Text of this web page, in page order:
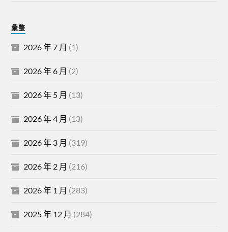
彙整
2026 年 7 月 (1)
2026 年 6 月 (2)
2026 年 5 月 (13)
2026 年 4 月 (13)
2026 年 3 月 (319)
2026 年 2 月 (216)
2026 年 1 月 (283)
2025 年 12 月 (284)